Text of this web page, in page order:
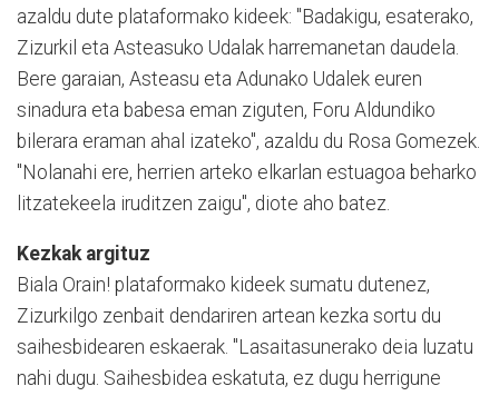
azaldu dute plataformako kideek: "Badakigu, esaterako,
Zizurkil eta Asteasuko Udalak harremanetan daudela.
Bere garaian, Asteasu eta Adunako Udalek euren
sinadura eta babesa eman ziguten, Foru Aldundiko
bilerara eraman ahal izateko", azaldu du Rosa Gomezek.
"Nolanahi ere, herrien arteko elkarlan estuagoa beharko
litzatekeela iruditzen zaigu", diote aho batez.
Kezkak argituz
Biala Orain! plataformako kideek sumatu dutenez,
Zizurkilgo zenbait dendariren artean kezka sortu du
saihesbidearen eskaerak. "Lasaitasunerako deia luzatu
nahi dugu. Saihesbidea eskatuta, ez dugu herrigune